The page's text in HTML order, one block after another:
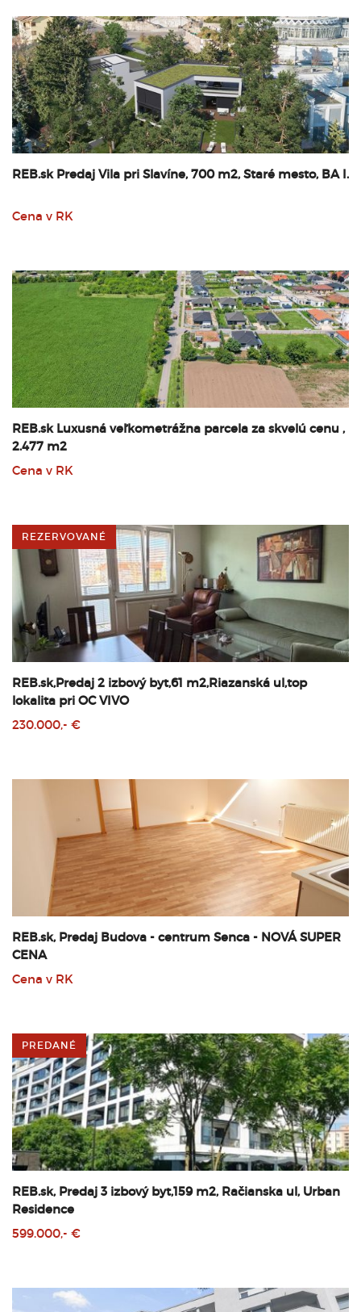
REB.sk Predaj Vila pri Slavíne, 700 m2, Staré mesto, BA I.
Cena v RK
REB.sk Luxusná veľkometrážna parcela za skvelú cenu ,
2.477 m2
Cena v RK
REZERVOVANÉ
REB.sk,Predaj 2 izbový byt,61 m2,Riazanská ul,top
lokalita pri OC VIVO
230.000,- €
REB.sk, Predaj Budova - centrum Senca - NOVÁ SUPER
CENA
Cena v RK
PREDANÉ
REB.sk, Predaj 3 izbový byt,159 m2, Račianska ul, Urban
Residence
599.000,- €